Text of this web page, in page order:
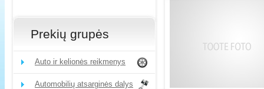
Prekių grupės
Auto ir kelionės reikmenys
Automobilių atsarginės dalys